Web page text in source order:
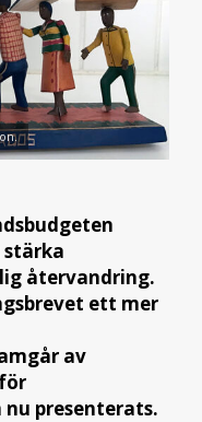
återvandring.
ett mer
av
presenterats.